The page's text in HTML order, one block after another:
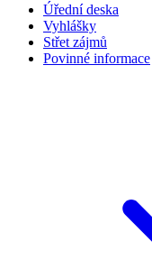
Úřední deska
Vyhlášky
Střet zájmů
Povinné informace